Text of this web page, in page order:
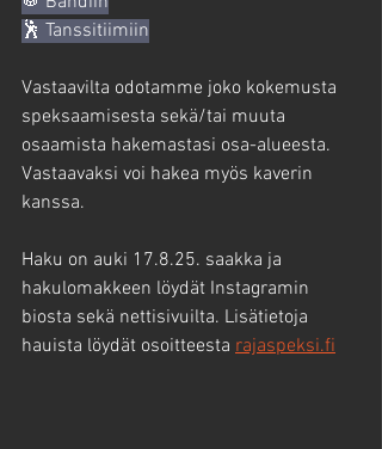
🕺 Tanssitiimiin
Vastaavilta odotamme joko kokemusta
speksaamisesta sekä/tai muuta
osaamista hakemastasi osa-alueesta.
Vastaavaksi voi hakea myös kaverin
kanssa.
Haku on auki 17.8.25. saakka ja
hakulomakkeen löydät Instagramin
biosta sekä nettisivuilta. Lisätietoja
hauista löydät osoitteesta rajaspeksi.fi